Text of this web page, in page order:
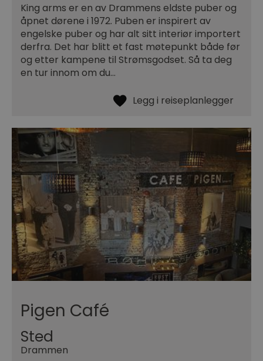
King arms er en av Drammens eldste puber og
åpnet dørene i 1972. Puben er inspirert av
engelske puber og har alt sitt interiør importert
derfra. Det har blitt et fast møtepunkt både før
og etter kampene til Strømsgodset. Så ta deg
en tur innom om du…
Pigen Café
Sted
Drammen